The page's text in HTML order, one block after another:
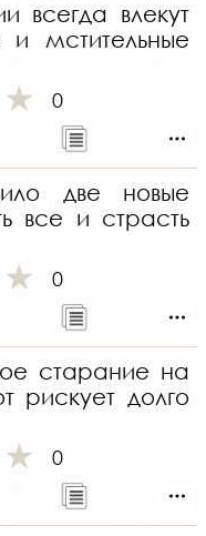
всегда влекут
мстительные
0
две новые
все и страсть
0
старание на
рискует долго
0